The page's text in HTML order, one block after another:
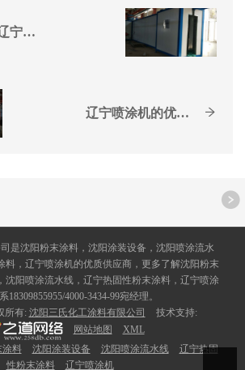
使用必知：辽宁热固性粉末...
辽宁喷涂机的优点以及特点
是沈阳粉末涂料，沈阳涂装设备，沈阳喷涂流水
料，辽宁喷涂机的优质供应商，更多了解沈阳粉末
沈阳喷涂流水线，辽宁热固性粉末涂料，辽宁喷涂
18309855955/4000-3434-99宛经理。
所有: 沈阳三氏化工涂料有限公司
技术支持:
网站地图
XML
涂料 沈阳涂装设备 沈阳喷涂流水线
辽宁热固
性粉末涂料
辽宁喷涂机